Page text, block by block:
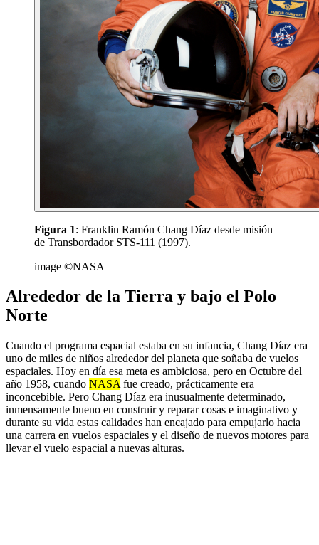
Figura 1: Franklin Ramón Chang Díaz desde misión
de Transbordador STS-111 (1997).
image ©NASA
Alrededor de la Tierra y bajo el Polo
Norte
Cuando el programa espacial estaba en su infancia, Chang Díaz era
uno de miles de niños alrededor del planeta que soñaba de vuelos
espaciales. Hoy en día esa meta es ambiciosa, pero en Octubre del
año 1958, cuando NASA fue creado, prácticamente era
inconcebible. Pero Chang Díaz era inusualmente determinado,
inmensamente bueno en construir y reparar cosas e imaginativo y
durante su vida estas calidades han encajado para empujarlo hacia
una carrera en vuelos espaciales y el diseño de nuevos motores para
llevar el vuelo espacial a nuevas alturas.